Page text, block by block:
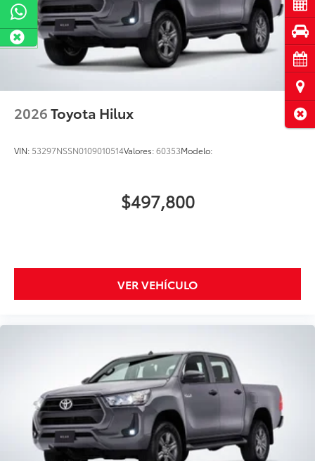
2026Toyota Hilux
VIN: 53297NSSN0109010514Valores:60353Modelo:
$497,800
VER VEHÍCULO